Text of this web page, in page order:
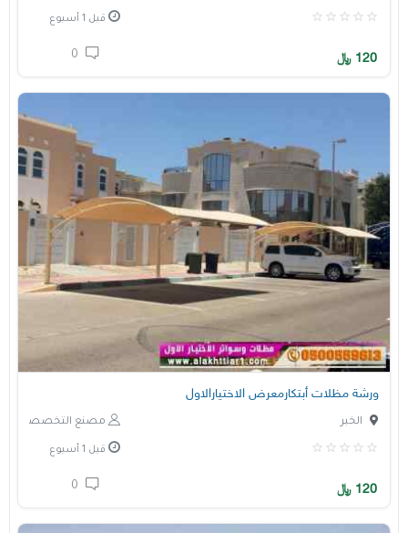
قبل 1 أسبوع
120 ﷼
ورشة مظلات أبتكارمعرض الاختيارالاول
مصنع التخصصي الخبر
قبل 1 أسبوع
120 ﷼